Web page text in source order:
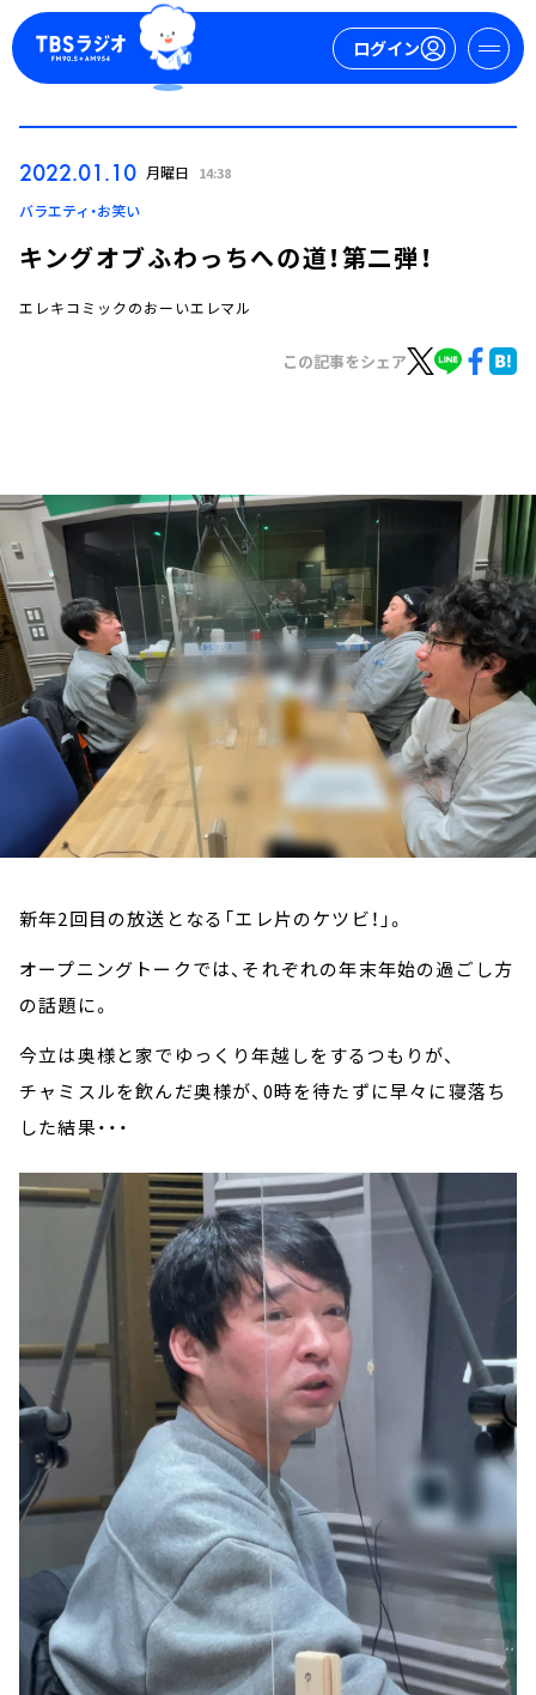
ログイン
ログイン
トピックス
TBS Podcast
お知らせ
イベント・グッズ
YouTube
会社情報
2022.01.10 月曜日 14:38
バラエティ・お笑い
キングオブふわっちへの道！第二弾！
エレキコミックのおーいエレマル
この記事をシェア
新年2回目の放送となる「エレ片のケツビ！」。
オープニングトークでは、それぞれの年末年始の過ごし方
の話題に。
今立は奥様と家でゆっくり年越しをするつもりが、
チャミスルを飲んだ奥様が、0時を待たずに早々に寝落ち
した結果・・・